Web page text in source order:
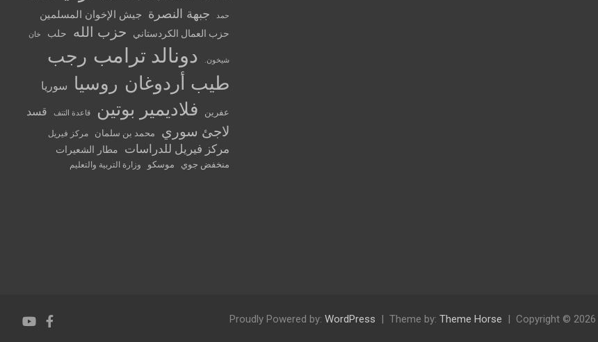
حمد جبهة النصرة جيش الإخوان المسلمين
حزب العمال الكردستاني حزب الله حلب خان
شيخون. دونالد ترامب رجب
طيب أردوغان روسيا سوريا
عفرين فلاديمير بوتين قاعدة التنف قسد
لاجئ سوري محمد بن سلمان مركز فيريل
مركز فيريل للدراسات مطار الشعيرات
منخفض جوي موسكو وزارة التربية والتعليم
Copyright © 2026
Theme by: Theme Horse
Proudly Powered by: WordPress